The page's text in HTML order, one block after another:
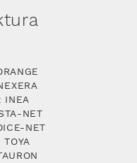
NET
NET